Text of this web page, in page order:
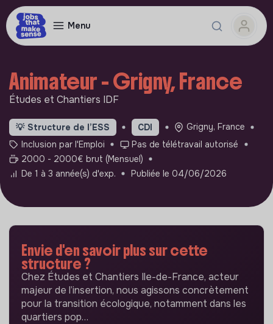
Menu
Animateur - Grigny, France
Études et Chantiers IDF
💡 Structure de l’ESS CDI
Grigny, France
Inclusion par l'Emploi
Pas de télétravail autorisé
2000 - 2000€ brut (Mensuel)
De 1 à 3 année(s) d'exp.
Publiée le 04/06/2026
Envie d'en savoir plus sur cette
structure ?
Chez Études et Chantiers Ile-de-France, acteur
majeur de l’insertion, nous agissons concrètement
pour la transition écologique, notamment dans les
quartiers pop…